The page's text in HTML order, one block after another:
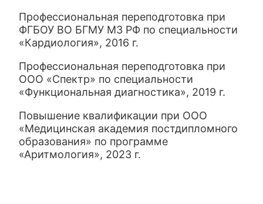
Профессиональная переподготовка при
ФГБОУ ВО БГМУ МЗ РФ по специальности
«Кардиология», 2016 г.
Профессиональная переподготовка при
ООО «Спектр» по специальности
«Функциональная диагностика», 2019 г.
Повышение квалификации при ООО
«Медицинская академия постдипломного
образования» по программе
«Аритмология», 2023 г.